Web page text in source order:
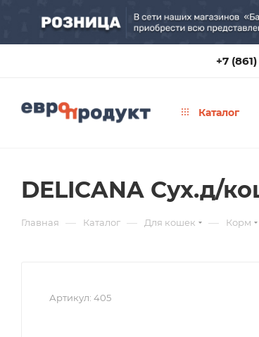
+7
Каталог
DELICANA Сух.д/
Главная — Каталог — Для кошек — Корм
Артикул: 405